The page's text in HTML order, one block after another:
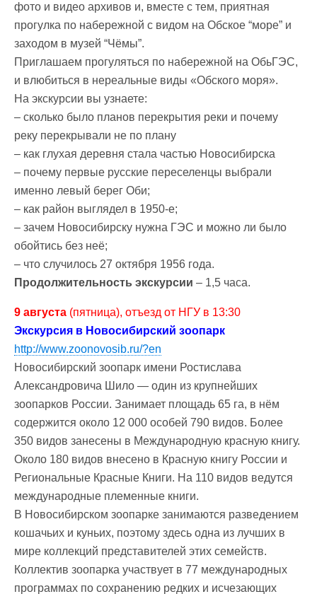
фото и видео архивов и, вместе с тем, приятная
прогулка по набережной с видом на Обское “море” и
заходом в музей “Чёмы”.
Приглашаем прогуляться по набережной на ОбьГЭС,
и влюбиться в нереальные виды «Обского моря».
На экскурсии вы узнаете:
– сколько было планов перекрытия реки и почему
реку перекрывали не по плану
– как глухая деревня стала частью Новосибирска
– почему первые русские переселенцы выбрали
именно левый берег Оби;
– как район выглядел в 1950-е;
– зачем Новосибирску нужна ГЭС и можно ли было
обойтись без неё;
– что случилось 27 октября 1956 года.
Продолжительность экскурсии – 1,5 часа.
9 августа (пятница), отъезд от НГУ в 13:30
Экскурсия в Новосибирский зоопарк
http://www.zoonovosib.ru/?en
Новосибирский зоопарк имени Ростислава
Александровича Шило — один из крупнейших
зоопарков России. Занимает площадь 65 га, в нём
содержится около 12 000 особей 790 видов. Более
350 видов занесены в Международную красную книгу.
Около 180 видов внесено в Красную книгу России и
Региональные Красные Книги. На 110 видов ведутся
международные племенные книги.
В Новосибирском зоопарке занимаются разведением
кошачьих и куньих, поэтому здесь одна из лучших в
мире коллекций представителей этих семейств.
Коллектив зоопарка участвует в 77 международных
программах по сохранению редких и исчезающих